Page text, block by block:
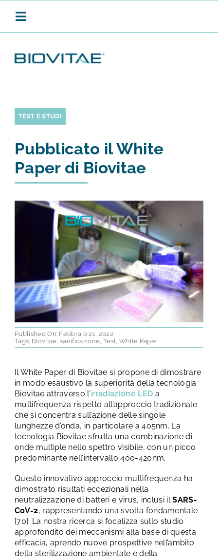
Toggle
SANIFICAZIONE CONTINUA
PRODOTTI
APPLICAZIONI
TEST E STUDI
CHI SIAMO
NEWS
RISORSE
CONTATTI
AREA RISERVATA
TEST E STUDI
Pubblicato il White
Paper di Biovitae
Published On: Febbraio 21, 2022
Tags: Biovitae,sanificazione, Test, White Paper
Il White Paper di Biovitae si propone di dimostrare
in modo esaustivo la superiorità della tecnologia
Biovitae attraverso l’irradiazione LED a
multifrequenza rispetto all’approccio tradizionale
che si concentra sull’azione delle singole
lunghezze d’onda, in particolare a 405nm. La
tecnologia Biovitae sfrutta una combinazione di
onde multiple nello spettro visibile, con un picco
predominante nell’intervallo 400-420nm.
Questo innovativo approccio multifrequenza ha
dimostrato risultati eccezionali nella
neutralizzazione di batteri e virus, inclusi ilSARS-
CoV-2, rappresentando una svolta fondamentale
[70]. La nostra ricerca si focalizza sullo studio
approfondito dei meccanismi alla base di questa
efficacia, aprendo nuove prospettive nell’ambito
della sterilizzazione ambientale e della